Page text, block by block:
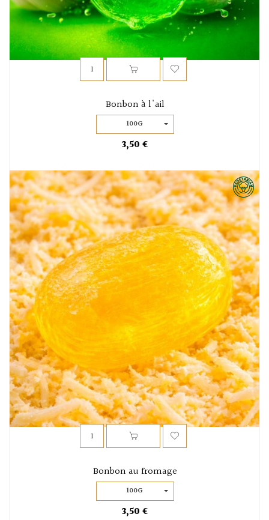
Bonbon à l'ail
100G
3,50 €
Bonbon au fromage
100G
3,50 €